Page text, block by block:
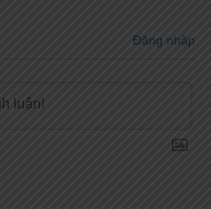
Đăng nhập